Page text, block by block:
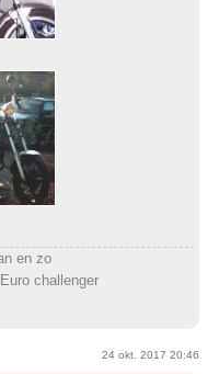
en zo
challenger
24 okt. 2017 20:46